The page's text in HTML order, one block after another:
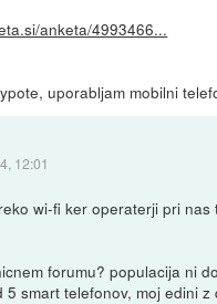
anketa/4993466...
uporabljam mobilni
12:01
wi-fi ker operaterji pri nas
forumu? populacija ni
5 smart telefonov, moj edini z